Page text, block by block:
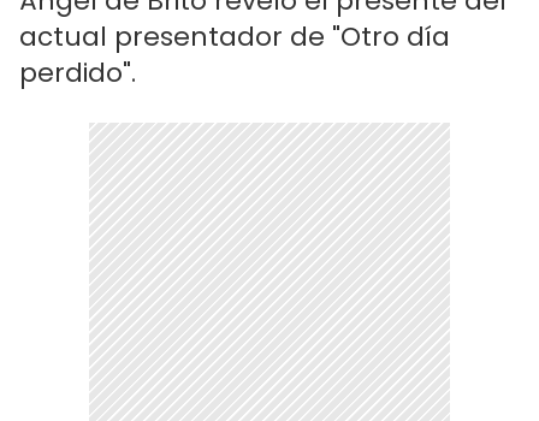
actual presentador de "Otro día
perdido".